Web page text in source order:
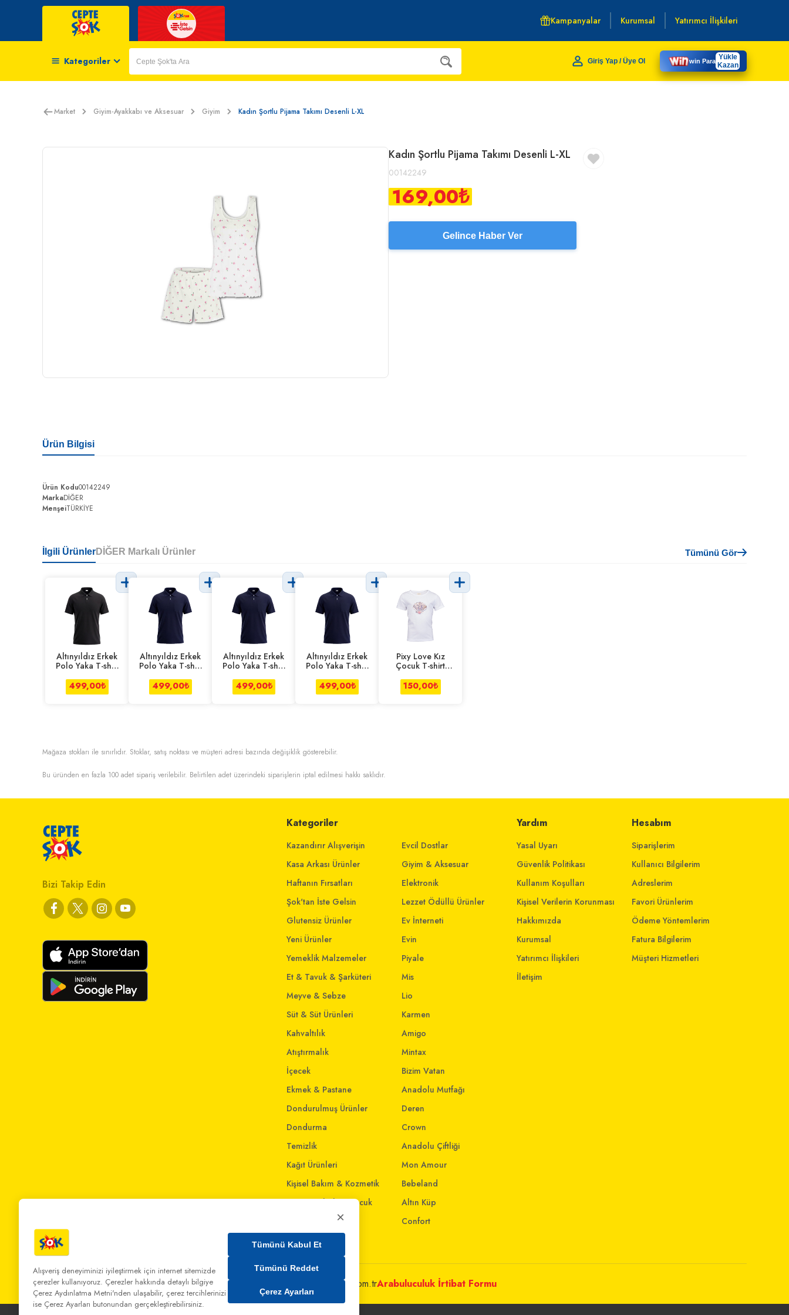
Kampanyalar Kurumsal Yatırımcı İlişkileri
Kategoriler Giriş Yap / Üye Ol win Para Yükle
Kazan
Market Giyim-Ayakkabı ve Aksesuar Giyim Kadın Şortlu Pijama Takımı Desenli L-XL
Kadın Şortlu Pijama Takımı Desenli L-XL
00142249
169,00₺
Gelince Haber Ver
Ürün Bilgisi
Ürün Kodu00142249
MarkaDİĞER
MenşeiTÜRKİYE
İlgili ÜrünlerDİĞER Markalı Ürünler Tümünü Gör
Altınyıldız Erkek
Polo Yaka T-shirt
499,00₺
Altınyıldız Erkek
Polo Yaka T-shirt
499,00₺
Altınyıldız Erkek
Polo Yaka T-shirt
499,00₺
Altınyıldız Erkek
Polo Yaka T-shirt
499,00₺
Pixy Love Kız
Çocuk T-shirt
Yaş
150,00₺
Mağaza stokları ile sınırlıdır. Stoklar, satış noktası ve müşteri adresi bazında değişiklik gösterebilir.
Bu üründen en fazla 100 adet sipariş verilebilir. Belirtilen adet üzerindeki siparişlerin iptal edilmesi hakkı saklıdır.
Bizi Takip Edin
Kategoriler
Kazandırır Alışverişin
Kasa Arkası Ürünler
Haftanın Fırsatları
Şok'tan İste Gelsin
Glutensiz Ürünler
Yeni Ürünler
Yemeklik Malzemeler
Et & Tavuk & Şarküteri
Meyve & Sebze
Süt & Süt Ürünleri
Kahvaltılık
Atıştırmalık
İçecek
Ekmek & Pastane
Dondurulmuş Ürünler
Dondurma
Temizlik
Kağıt Ürünleri
Kişisel Bakım & Kozmetik
Anne - Bebek & Çocuk
Ev & Yaşam
Evcil Dostlar
Giyim & Aksesuar
Elektronik
Lezzet Ödüllü Ürünler
Ev İnterneti
Evin
Piyale
Mis
Lio
Karmen
Amigo
Mintax
Bizim Vatan
Anadolu Mutfağı
Deren
Crown
Anadolu Çiftliği
Mon Amour
Bebeland
Altın Küp
Confort
Yardım
Yasal Uyarı
Güvenlik Politikası
Kullanım Koşulları
Kişisel Verilerin Korunması
Hakkımızda
Kurumsal
Yatırımcı İlişkileri
İletişim
Hesabım
Siparişlerim
Kullanıcı Bilgilerim
Adreslerim
Favori Ürünlerim
Ödeme Yöntemlerim
Fatura Bilgilerim
Müşteri Hizmetleri
Bizi Arayın:0 850 808 00 00Bize Yazın: musterihizmetleri@mim.sokmarket.com.trArabuluculuk İrtibat Formu
×
Alışveriş deneyiminizi iyileştirmek için internet sitemizde
çerezler kullanıyoruz. Çerezler hakkında detaylı bilgiye
Çerez Aydınlatma Metni'nden ulaşabilir, çerez tercihlerinizi
ise Çerez Ayarları butonundan gerçekleştirebilirsiniz.
Tümünü Kabul Et
Tümünü Reddet
Çerez Ayarları